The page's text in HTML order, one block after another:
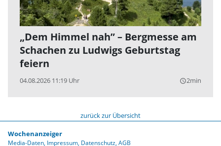
„Dem Himmel nah” – Bergmesse am
Schachen zu Ludwigs Geburtstag
feiern
04.08.2026 11:19 Uhr query_builder2min
zurück zur Übersicht
Wochenanzeiger
Media-Daten Impressum Datenschutz AGB